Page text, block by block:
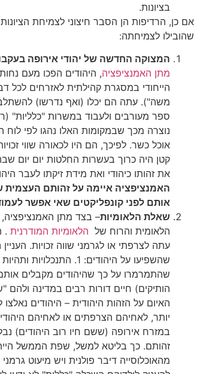
בציונות.
אם כן, הרדיפות הן הסבר חיצוני לצמיחת
שהובילו לצמיחתה:
המצוקה החדשה של יהודי אירופה
מתן האמנציפציה, היהודים הפכו מעם
הייחודי במסגרת קהילתית לאזרחים לכל
משה"). עתה הם יכלו (ואף נדרשו)
ספר מעורבים ולעבוד במשרות "כלליות"
נוצרה מכך שבמקומות האלו נהגו לפי לוח
אוכל כשר. לפיכך, הם היו לכאורה שווי
קטן היה כרוך בעשרות החלטות יום יום
את זהותו כיהודי ואת מידת זיקתו לעבר
האמנציפציה איימה על זהותם העצמית
אותם לפני קונפליקטים שאי אפשר
שאלת הלאומיות– בצד מתן
הלאומית והרוח של הלאומיות המודרנית .
עתה לצרפתי או לגרמני שווה זכויות.
שהשפיעו על היהודים: 1.
שהתמרמרו על כך שהיהודים מקבלים
האיום על הזהות היהודית – היהודים
יותר, לאחיהם הצרפתים או לאחיהם
במזרח אירופה (ששם חיו רוב היהודים)
זהותם. כך בליטא למשל, שפת הממשל
מהאוכלוסייה דיבר פולנית ויש מיעוט